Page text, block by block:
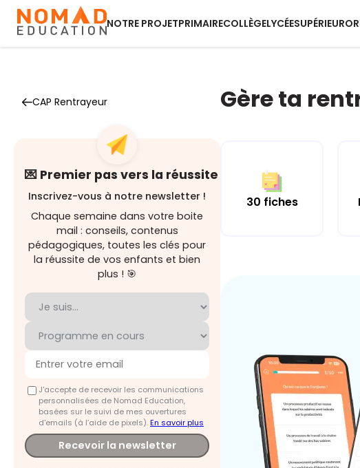
NOTRE PROJETPRIMAIRECOLLÈGELYCÉESUPÉRIEUR
CAP Rentrayeur
💌 Premier pas vers la réussite
Inscrivez-vous à notre newsletter !
Chaque semaine dans votre boite
mail : conseils, contenus
pédagogiques, toutes les clés pour
la réussite de vos enfants et bien
plus ! 🎯
J'accepte de recevoir les communications
personnalisées de Nomad Education,
basées sur le suivi de mes ouvertures
d'emails (à l’aide de pixels).En savoir plus
Recevoir la newsletter
Gère ta
30 fiches